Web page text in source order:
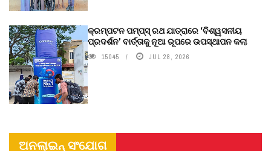
କ୍ରମ୍ପଟନ ପମ୍ପ୍‌ସ୍‌ ରଥ ଯାତ୍ରାରେ ‘ବିଶ୍ୱସନୀୟ
ପ୍ରଦର୍ଶନ’ ବାର୍ତ୍ତାକୁ ନୂଆ ରୂପରେ ଉପସ୍ଥାପନ କଲା
15045 JUL 28, 2026
ଅନଲାଇନ୍ ସଂଯୋଗ